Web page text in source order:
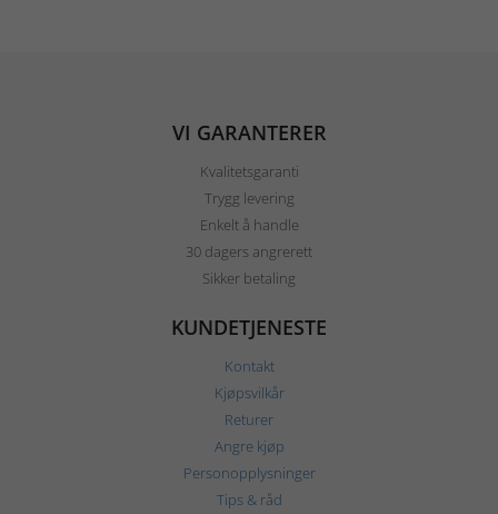
VI GARANTERER
Kvalitetsgaranti
Trygg levering
Enkelt å handle
30 dagers angrerett
Sikker betaling
KUNDETJENESTE
Kontakt
Kjøpsvilkår
Returer
Angre kjøp
Personopplysninger
Tips & råd